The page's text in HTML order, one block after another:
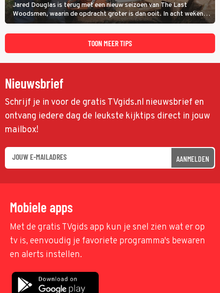
Jared Douglas is terug met een nieuw seizoen van The Last
Woodsmen, waarin de opdracht groter is dan ooit. In acht weken
tijd probeert hij een miljoen dollar bij elkaar te vergaren om de
toekomst van het houthakkersbedrijf te verzekeren.
TOON MEER TIPS
Nieuwsbrief
Schrijf je in voor de gratis TVgids.nl nieuwsbrief en
ontvang iedere dag de leukste kijktips direct in jouw
mailbox!
AANMELDEN
Mobiele apps
Met de gratis TVgids app kun je snel zien wat er op
tv is, eenvoudig je favoriete programma's bewaren
en alerts instellen.